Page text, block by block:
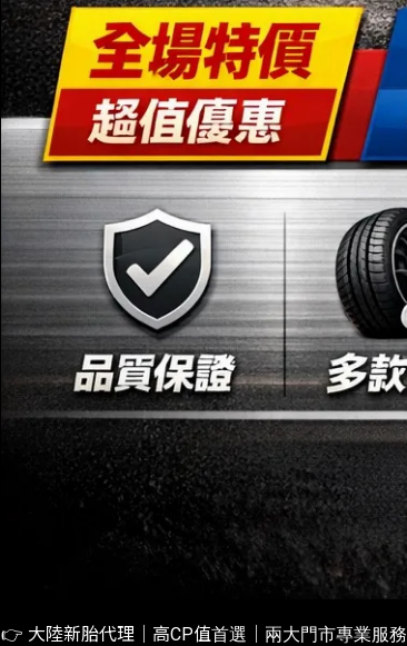
👉 大陸新胎代理｜高CP值首選｜兩大門市專業服務